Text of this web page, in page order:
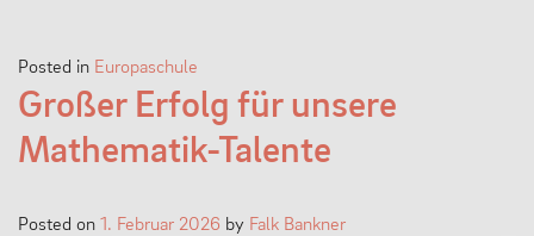
Posted in Europaschule
Großer Erfolg für unsere
Mathematik-Talente
Posted on 1. Februar 2026 by Falk Bankner